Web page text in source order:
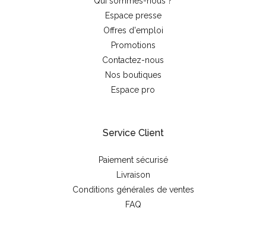
Espace presse
Offres d'emploi
Promotions
Contactez-nous
Nos boutiques
Espace pro
Service Client
Paiement sécurisé
Livraison
Conditions générales de ventes
FAQ